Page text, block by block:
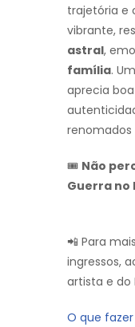
trajetória e
vibrante,
astral,
família.
aprecia
renomados
🎟️ Não
Guerra no
📲 Para
ingressos,
artista e do
O que